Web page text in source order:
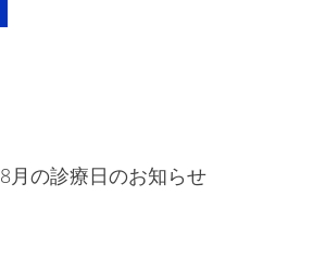
8月の診療日のお知らせ